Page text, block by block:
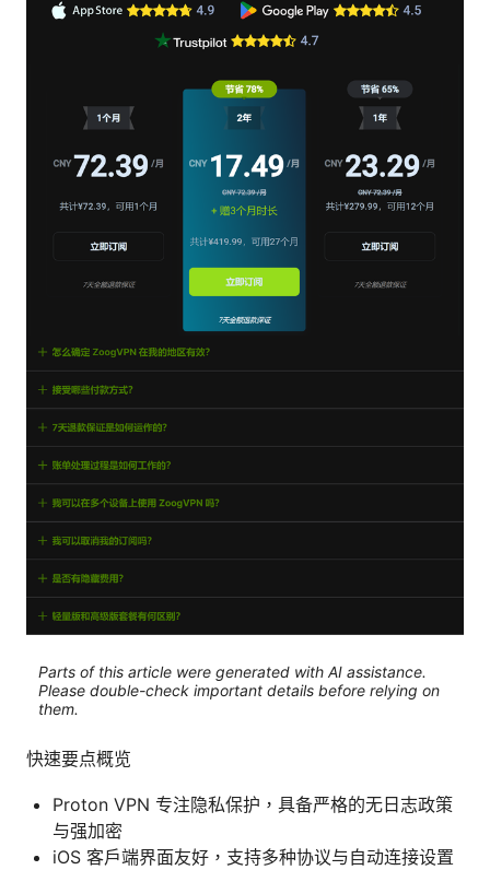
Parts of this article were generated with AI assistance.
Please double-check important details before relying on
them.
快速要点概览
Proton VPN 专注隐私保护，具备严格的无日志政策
与强加密
iOS 客户端界面友好，支持多种协议与自动连接设置